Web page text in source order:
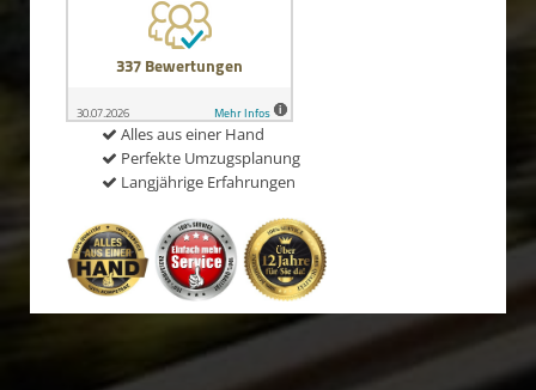
Alles aus einer Hand
Perfekte Umzugsplanung
Langjährige Erfahrungen